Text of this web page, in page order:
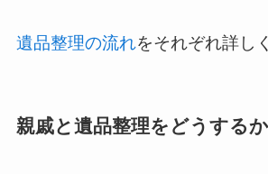
遺品整理の流れをそれぞれ詳し
親戚と遺品整理をどうする